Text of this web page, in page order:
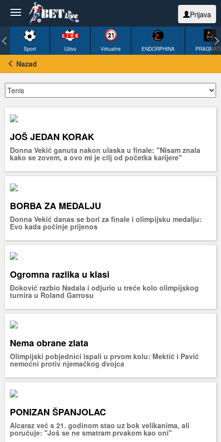
Prijava
Sport Uživo Virtualne ENDORPHINA
Nazad
JOŠ JEDAN KORAK
Donna Vekić ganuta nakon ulaska u finale: "Nisam znala
kako se zovem, a ovo mi je cilj od početka karijere"
BORBA ZA MEDALJU
Donna Vekić danas se bori za finale i olimpijsku medalju:
Evo kada počinje prijenos
Ogromna razlika u klasi
Đoković razbio Nadala i odjurio u treće kolo olimpijskog
turnira u Roland Garrosu
Nema obrane zlata
Olimpijski pobjednici ispali u prvom kolu: Mektić i Pavić
nemoćni protiv njemačkog dvojca
PONIZAN ŠPANJOLAC
Alcaraz već s 21. godinom stao uz bok velikanima, ali
poručuje: ''Još se ne smatram prvakom kao oni''